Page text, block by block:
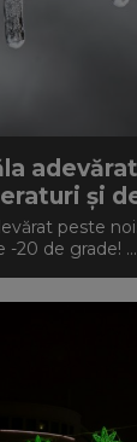
și
peste
20 de grade! ...